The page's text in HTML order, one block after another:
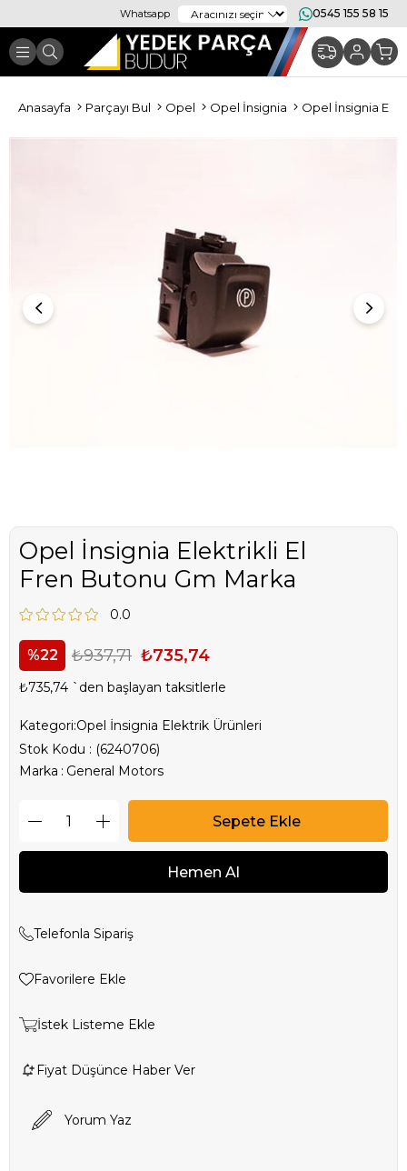
Whatsapp 0545 155 58 15
Anasayfa Parçayı Bul Opel Opel İnsignia Opel İnsignia
Opel İnsignia Elektrikli El
Fren Butonu Gm Marka
0.0
22 ₺937,71 ₺735,74
₺735,74 `den başlayan taksitlerle
Kategori:Opel İnsignia Elektrik Ürünleri
Stok Kodu
(6240706)
Marka : General Motors
Telefonla Sipariş
Favorilere Ekle
İstek Listeme Ekle
Fiyat Düşünce Haber Ver
Yorum Yaz